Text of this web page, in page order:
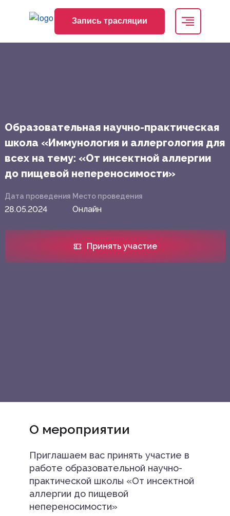
Запись трасляции
Образовательная научно-практическая
школа «Иммунология и аллергология для
всех на тему: «От инсектной аллергии
до пищевой непереносимости»
Дата проведения
28.05.2024
Место проведения
Онлайн
Принять участие
О мероприятии
Приглашаем вас принять участие в
работе образовательной научно-
практической школы «От инсектной
аллергии до пищевой
непереносимости»